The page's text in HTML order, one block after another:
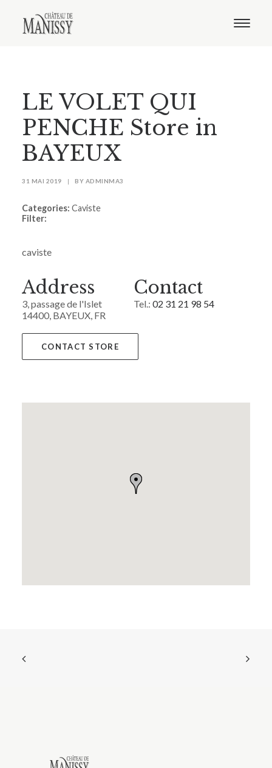
Distribution
Contact
LE VOLET QUI
PENCHE Store in
BAYEUX
31 MAI 2019 | BY ADMINMA3
Categories: Caviste
Filter:
caviste
Address
3, passage de l'Islet
14400, BAYEUX, FR
Contact
Tel.:02 31 21 98 54
CONTACT STORE